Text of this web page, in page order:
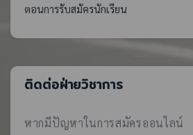
ตอนการรับสมัครนักเรียน
ติดต่อฝ่ายวิชาการ
หากมีปัญหาในการสมัครออนไลน์